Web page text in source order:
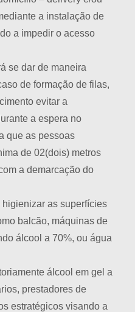
a instalação de
a impedir o acesso
se dar de maneira
de formação de filas,
evitar a
a espera no
que as pessoas
de 02(dois) metros
a demarcação do
higienizar as superfícies
balcão, máquinas de
álcool a 70%, ou água
álcool em gel a
prestadores de
estratégicos visando a